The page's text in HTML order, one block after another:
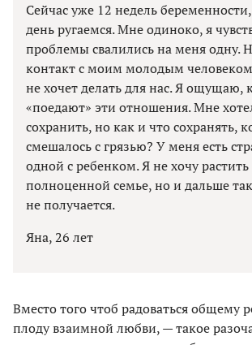
Сейчас уже 12 недель
день ругаемся. Мне одиноко, я
проблемы свалились на меня одну.
контакт с моим молодым
не хочет делать для нас. Я ощущаю,
«поедают» эти отношения. Мне
сохранить, но как и что сохранять,
смешалось с грязью? У меня есть
одной с ребенком. Я не хочу растить
полноценной семье, но и дальше
не получается.
Яна, 26 лет
Вместо того чтоб радоваться общему
плоду взаимной любви, — такое